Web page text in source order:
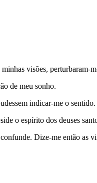
visões, perturbaram-
de meu sonho.
indicar-me o sentido.
o espírito dos deuses
Dize-me então as